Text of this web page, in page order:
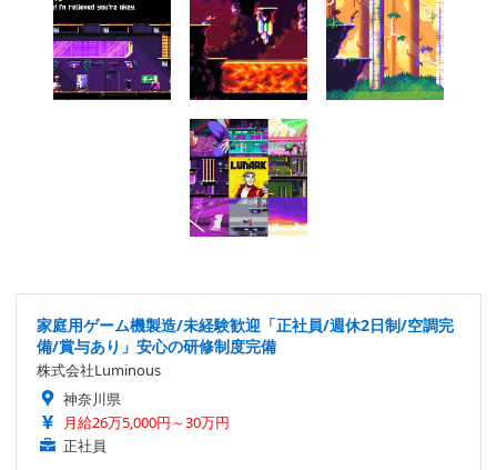
家庭用ゲーム機製造/未経験歓迎「正社員/週休2日制/空調完
備/賞与あり」安心の研修制度完備
株式会社Luminous
神奈川県
月給26万5,000円～30万円
正社員